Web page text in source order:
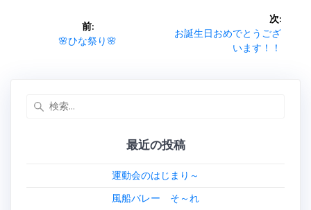
前:
前
🌸ひな祭り🌸
次:
次
お誕生日おめでとうござ
います！！
最近の投稿
運動会のはじまり～
風船バレー そ～れ